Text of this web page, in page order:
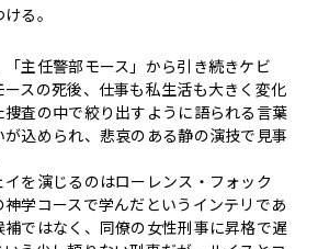
る。
主任警部モース」から引き続きケビ
スの死後、仕事も私生活も大きく変化
捜査の中で絞り出すように語られる言葉
込められ、悲哀のある静の演技で見事
を演じるのはローレンス・フォック
学コースで学んだというインテリであ
補ではなく、同僚の女性刑事に昇格で遅